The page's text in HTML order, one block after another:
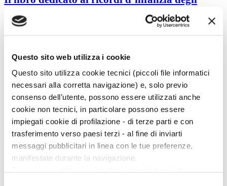
Questo sito web utilizza i cookie
Questo sito utilizza cookie tecnici (piccoli file informatici
necessari alla corretta navigazione) e, solo previo
consenso dell’utente, possono essere utilizzati anche
cookie non tecnici, in particolare possono essere
impiegati cookie di profilazione - di terze parti e con
trasferimento verso paesi terzi - al fine di inviarti
messaggi pubblicitari in linea con le tue preferenze,
manifestate durante la navigazione.
2 March 2025
2
4
5
Magazine menu
Tutte le news